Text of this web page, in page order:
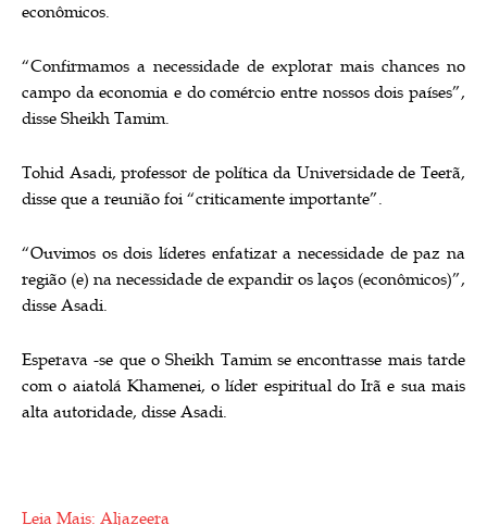
econômicos.
“Confirmamos a necessidade de explorar mais chances no
campo da economia e do comércio entre nossos dois países”,
disse Sheikh Tamim.
Tohid Asadi, professor de política da Universidade de Teerã,
disse que a reunião foi “criticamente importante”.
“Ouvimos os dois líderes enfatizar a necessidade de paz na
região (e) na necessidade de expandir os laços (econômicos)”,
disse Asadi.
Esperava -se que o Sheikh Tamim se encontrasse mais tarde
com o aiatolá Khamenei, o líder espiritual do Irã e sua mais
alta autoridade, disse Asadi.
Leia Mais: Aljazeera